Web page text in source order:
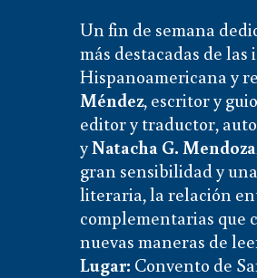
Un fin de semana
más destacadas de
Hispanoamericana y
Méndez, escritor y
editor y traductor,
yNatacha G. Mendoza
gran sensibilidad y
literaria, la relación
complementarias que
nuevas maneras de
Lugar: Convento de